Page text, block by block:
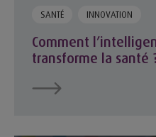
SANTÉ INNOVATION
Comment
transforme la santé